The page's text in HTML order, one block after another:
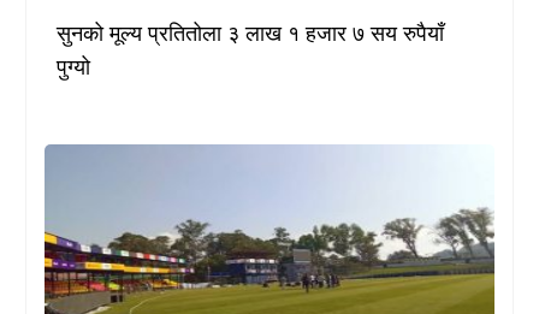
सुनको मूल्य प्रतितोला ३ लाख १ हजार ७ सय रुपैयाँ
पुग्यो